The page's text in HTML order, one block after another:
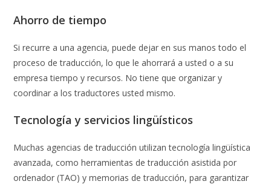
Ahorro de tiempo
Si recurre a una agencia, puede dejar en sus manos todo el
proceso de traducción, lo que le ahorrará a usted o a su
empresa tiempo y recursos. No tiene que organizar y
coordinar a los traductores usted mismo.
Tecnología y servicios lingüísticos
Muchas agencias de traducción utilizan tecnología lingüística
avanzada, como herramientas de traducción asistida por
ordenador (TAO) y memorias de traducción, para garantizar